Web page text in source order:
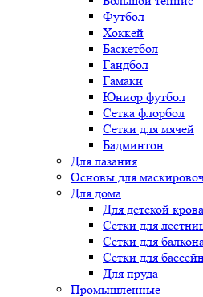
Футбол
Хоккей
Баскетбол
Гандбол
Гамаки
Юниор футбол
Сетка флорбол
Сетки для мячей
Бадминтон
Для лазания
Основы для
Для дома
Для детской
Сетки для
Сетки для балкона
Сетки для
Для пруда
Промышленные